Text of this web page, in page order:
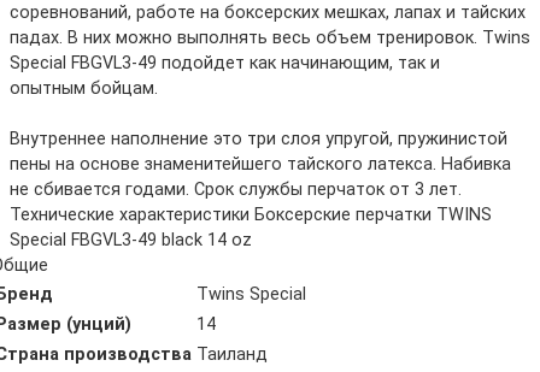
соревнований, работе на боксерских мешках, лапах и тайских
падах. В них можно выполнять весь объем тренировок. Twins
Special FBGVL3-49 подойдет как начинающим, так и
опытным бойцам.
Внутреннее наполнение это три слоя упругой, пружинистой
пены на основе знаменитейшего тайского латекса. Набивка
не сбивается годами. Срок службы перчаток от 3 лет.
Технические характеристики Боксерские перчатки TWINS
Special FBGVL3-49 black 14 oz
Twins Special
(унций)
14
производства Таиланд